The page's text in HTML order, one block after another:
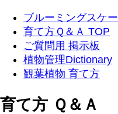
ブルーミングスケ
育て方Ｑ＆Ａ TOP
ご質問用 掲示板
植物管理Dictionary
観葉植物 育て方
育て方 Ｑ＆Ａ